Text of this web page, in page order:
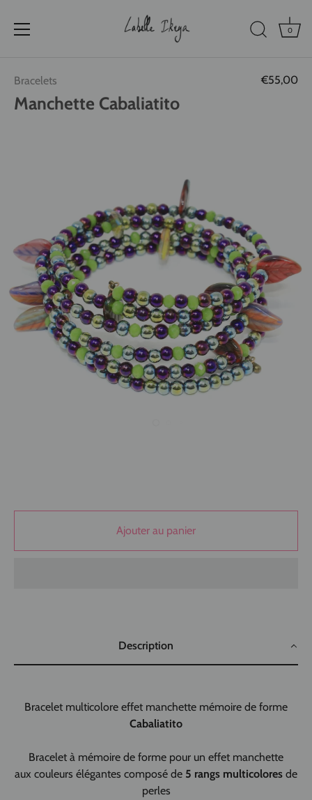
contenu
0
Bracelets €55,00
Manchette Cabaliatito
Ajouter au panier
Description
Bracelet multicolore effet manchette mémoire de forme
Cabaliatito
Bracelet à mémoire de forme pour un effet manchette
aux couleurs élégantes composé de 5 rangs multicolores de
perles